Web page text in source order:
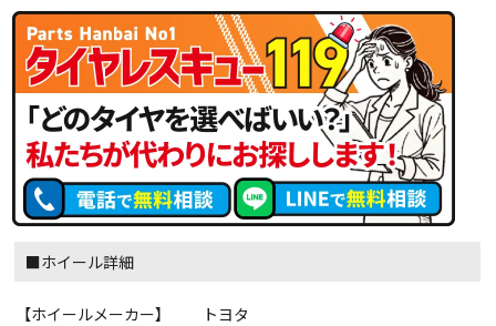
■ホイール詳細
【ホイールメーカー】
トヨタ